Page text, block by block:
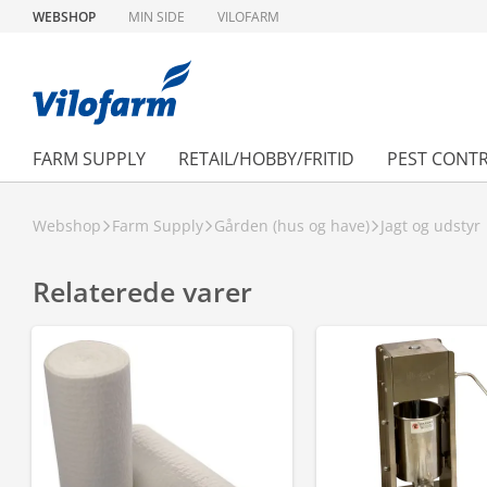
WEBSHOP MIN SIDE VILOFARM
FARM SUPPLY RETAIL/HOBBY/FRITID PEST
Webshop Farm Supply Gården (hus og have) Jagt og udstyr
Relaterede varer